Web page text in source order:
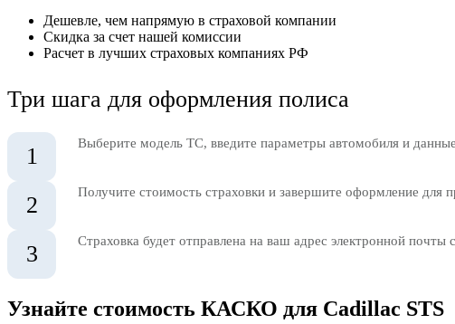
Дешевле, чем напрямую в страховой компании
Скидка за счет нашей комиссии
Расчет в лучших страховых компаниях РФ
Три шага для оформления полиса
1 Выберите модель ТС, введите параметры автомобиля и
2 Получите стоимость страховки и завершите оформление для
3 Страховка будет отправлена на ваш адрес электронной почты
Узнайте стоимость КАСКО для Cadillac STS